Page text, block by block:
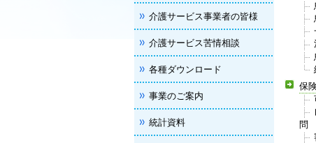
介護サービス事業者の皆様
介護サービス苦情相談
各種ダウンロード
事業のご案内
統計資料
保
問